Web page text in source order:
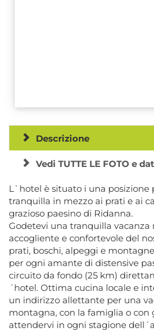
Descrizione
Vedi TUTTE LE FOTO e
L`hotel è situato i una
tranquilla in mezzo ai prati e ai
grazioso paesino di Ridanna.
Godetevi una tranquilla
accogliente e confortevole del
prati, boschi, alpeggi e
per ogni amante di distensive
circuito da fondo (25 km)
´hotel. Ottima cucina locale e
un indirizzo allettante per una
montagna, con la famiglia o con
attendervi in ogni stagione